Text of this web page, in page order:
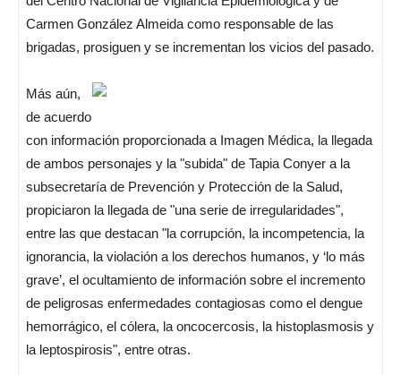
Carmen González Almeida como responsable de las
brigadas, prosiguen y se incrementan los vicios del pasado.
Más aún,
de acuerdo
con información proporcionada a Imagen Médica, la llegada
de ambos personajes y la "subida" de Tapia Conyer a la
subsecretaría de Prevención y Protección de la Salud,
propiciaron la llegada de "una serie de irregularidades",
entre las que destacan "la corrupción, la incompetencia, la
ignorancia, la violación a los derechos humanos, y ‘lo más
grave’, el ocultamiento de información sobre el incremento
de peligrosas enfermedades contagiosas como el dengue
hemorrágico, el cólera, la oncocercosis, la histoplasmosis y
la leptospirosis", entre otras.